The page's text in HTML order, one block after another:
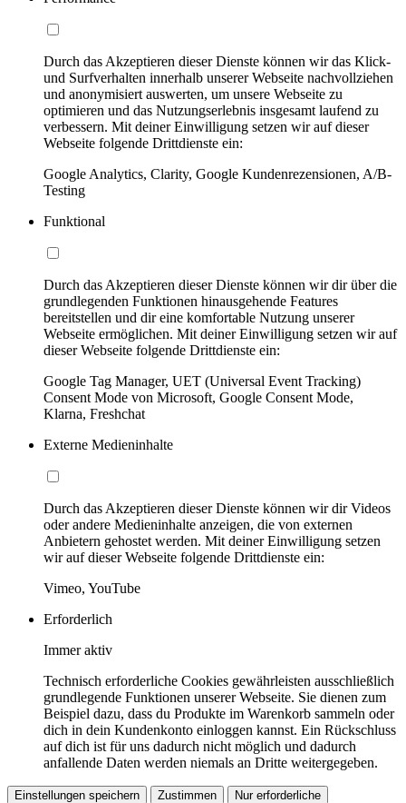
Durch das Akzeptieren dieser Dienste können wir das Klick-
und Surfverhalten innerhalb unserer Webseite nachvollziehen
und anonymisiert auswerten, um unsere Webseite zu
optimieren und das Nutzungserlebnis insgesamt laufend zu
verbessern. Mit deiner Einwilligung setzen wir auf dieser
Webseite folgende Drittdienste ein:
Google Analytics, Clarity, Google Kundenrezensionen, A/B-
Testing
Funktional
Durch das Akzeptieren dieser Dienste können wir dir über die
grundlegenden Funktionen hinausgehende Features
bereitstellen und dir eine komfortable Nutzung unserer
Webseite ermöglichen. Mit deiner Einwilligung setzen wir auf
dieser Webseite folgende Drittdienste ein:
Google Tag Manager, UET (Universal Event Tracking)
Consent Mode von Microsoft, Google Consent Mode,
Klarna, Freshchat
Externe Medieninhalte
Durch das Akzeptieren dieser Dienste können wir dir Videos
oder andere Medieninhalte anzeigen, die von externen
Anbietern gehostet werden. Mit deiner Einwilligung setzen
wir auf dieser Webseite folgende Drittdienste ein:
Vimeo, YouTube
Erforderlich
Immer aktiv
Technisch erforderliche Cookies gewährleisten ausschließlich
grundlegende Funktionen unserer Webseite. Sie dienen zum
Beispiel dazu, dass du Produkte im Warenkorb sammeln oder
dich in dein Kundenkonto einloggen kannst. Ein Rückschluss
auf dich ist für uns dadurch nicht möglich und dadurch
anfallende Daten werden niemals an Dritte weitergegeben.
Einstellungen speichern Zustimmen Nur erforderliche